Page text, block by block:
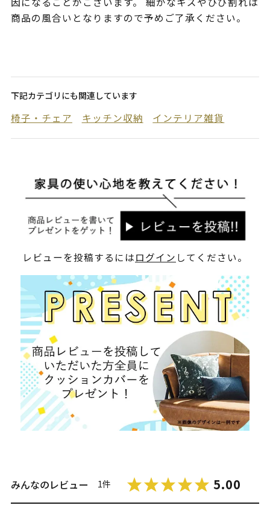
商品の風合いとなりますので予めご了承ください。
下記カテゴリにも関連しています
椅子・チェア キッチン収納 インテリア雑貨
レビューを投稿するにはログイン してください。
みんなのレビュー 1件 5.00